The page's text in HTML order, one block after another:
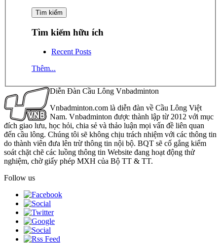
Tìm kiếm hữu ích
Recent Posts
Thêm...
Diễn Đàn Cầu Lông Vnbadminton
Vnbadminton.com là diễn đàn về Cầu Lông Việt
Nam. Vnbadminton được thành lập từ 2012 với mục
đích giao lưu, học hỏi, chia sẻ và thảo luận mọi vấn đề liên quan
đến cầu lông. Chúng tôi sẽ không chịu trách nhiệm với các thông tin
do thành viên đưa lên trừ thông tin nội bộ. BQT sẽ cố gắng kiểm
soát chặt chẽ các luồng thông tin Website đang hoạt động thử
nghiệm, chờ giấy phép MXH của Bộ TT & TT.
Follow us